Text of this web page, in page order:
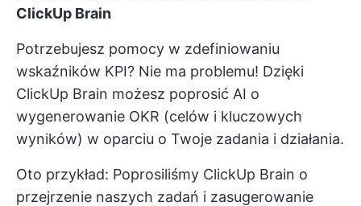
ClickUp Brain
Potrzebujesz pomocy w zdefiniowaniu
wskaźników KPI? Nie ma problemu! Dzięki
ClickUp Brain możesz poprosić AI o
wygenerowanie OKR (celów i kluczowych
wyników) w oparciu o Twoje zadania i działania.
Oto przykład: Poprosiliśmy ClickUp Brain o
przejrzenie naszych zadań i zasugerowanie